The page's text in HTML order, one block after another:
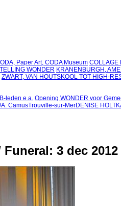
Paper Art, CODA Museum COLLAGE
WONDER KRANENBURGH,
ZWART, VAN HOUTSKOOL TOT HIGH-
leden e.a. Opening WONDER voor
CamusTrouville-sur-MerDENISE
3 dec 2012